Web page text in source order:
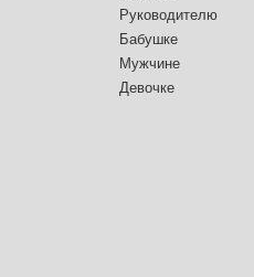
Руководителю
Бабушке
Мужчине
Девочке